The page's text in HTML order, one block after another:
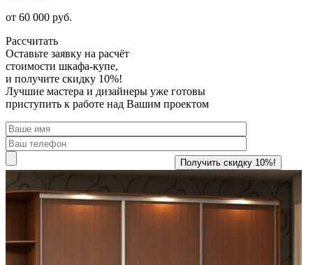
от 60 000 руб.
Рассчитать
Оставьте заявку на расчёт
стоимости шкафа-купе,
и получите скидку 10%!
Лучшие мастера и дизайнеры уже готовы
приступить к работе над Вашим проектом